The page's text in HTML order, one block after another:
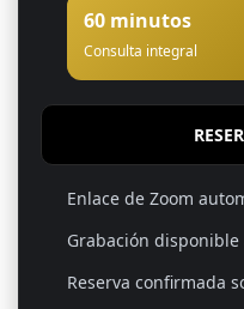
60 minutos
Consulta integral
Enlace de Zoom
Grabación
Reserva confirmada